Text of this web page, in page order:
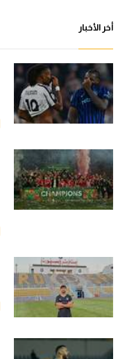
أخر الأخبار